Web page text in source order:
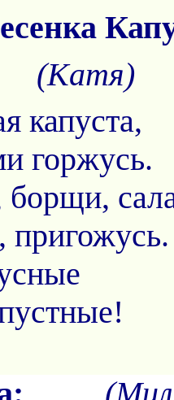
капуста,
горжусь.
борщи,
пригожусь.